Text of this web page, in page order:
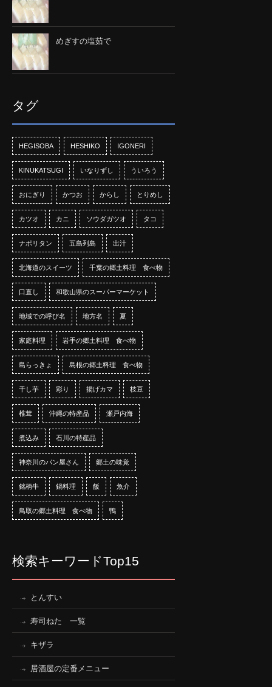
めぎすの塩茹で
タグ
HEGISOBA HESHIKO IGONERI
KINUKATSUGI いなりずし ういろう
おにぎり かつお からし とりめし
カツオ カニ ソウダガツオ タコ
ナポリタン 五島列島 出汁
北海道のスイーツ 千葉の郷土料理 食べ物
口直し 和歌山県のスーパーマーケット
地域での呼び名 地方名 夏
家庭料理 岩手の郷土料理 食べ物
島らっきょ 島根の郷土料理 食べ物
干し芋 彩り 揚げカマ 枝豆
椎茸 沖縄の特産品 瀬戸内海
煮込み 石川の特産品
神奈川のパン屋さん 郷土の味覚
銘柄牛 鍋料理 飯 魚介
鳥取の郷土料理 食べ物 鴨
検索キーワードTop15
とんすい
寿司ねた 一覧
キザラ
居酒屋の定番メニュー